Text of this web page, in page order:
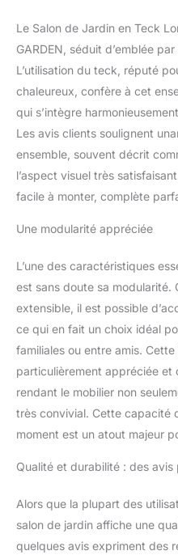
-
Le Salon de Jardin en Teck
GARDEN, séduit d’emblée
L’utilisation du teck, réputé
chaleureux, confère à cet
qui s’intègre
Les avis clients soulignent
ensemble, souvent décrit
l’aspect visuel très
facile à monter, complète
Une modularité appréciée
L’une des caractéristiques
est sans doute sa modularité.
extensible, il est possible
ce qui en fait un choix idéal
familiales ou entre amis.
particulièrement appréciée et
rendant le mobilier non
très convivial. Cette capacité
moment est un atout majeur
Qualité et durabilité : des avis
Alors que la plupart des
salon de jardin affiche une
quelques avis expriment des